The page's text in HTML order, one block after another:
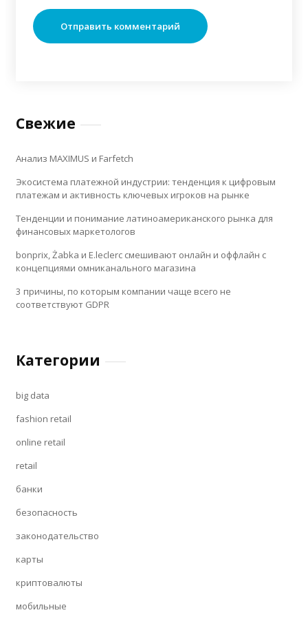
Свежие
Анализ MAXIMUS и Farfetch
Экосистема платежной индустрии: тенденция к цифровым
платежам и активность ключевых игроков на рынке
Тенденции и понимание латиноамериканского рынка для
финансовых маркетологов
bonprix, Żabka и E.leclerc смешивают онлайн и оффлайн с
концепциями омниканального магазина
3 причины, по которым компании чаще всего не
соответствуют GDPR
Категории
big data
fashion retail
online retail
retail
банки
безопасность
законодательство
карты
криптовалюты
мобильные